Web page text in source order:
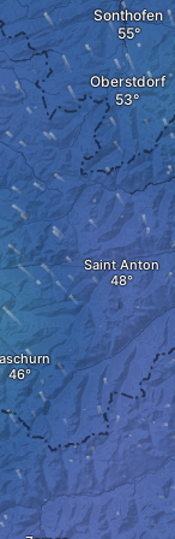
Oberstdorf
Sonthofen
Saint Anton